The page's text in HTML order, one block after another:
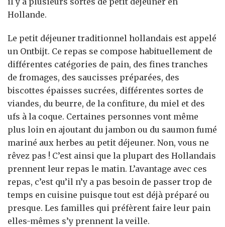
Hollande.
Le petit déjeuner traditionnel hollandais est appelé
un Ontbijt. Ce repas se compose habituellement de
différentes catégories de pain, des fines tranches
de fromages, des saucisses préparées, des
biscottes épaisses sucrées, différentes sortes de
viandes, du beurre, de la confiture, du miel et des
ufs à la coque. Certaines personnes vont même
plus loin en ajoutant du jambon ou du saumon fumé
mariné aux herbes au petit déjeuner. Non, vous ne
rêvez pas ! C’est ainsi que la plupart des Hollandais
prennent leur repas le matin. L’avantage avec ces
repas, c’est qu’il n’y a pas besoin de passer trop de
temps en cuisine puisque tout est déjà préparé ou
presque. Les familles qui préfèrent faire leur pain
elles-mêmes s’y prennent la veille.